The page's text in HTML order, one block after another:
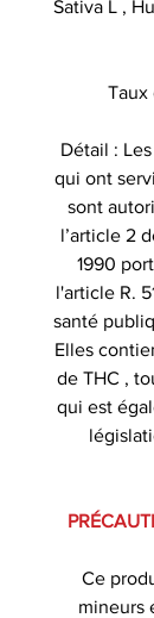
Sativa L ,
Taux
Détail :
qui ont
sont
l’article 2
1990
l'article R.
santé
Elles
de THC ,
qui est
Ce
mineurs